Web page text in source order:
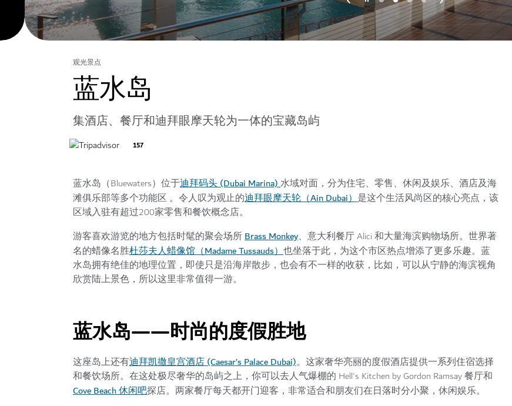
观光景点
蓝水岛
集酒店、餐厅和迪拜眼摩天轮为一体的宝藏岛屿
157
蓝水岛（Bluewaters）位于迪拜码头 (Dubai Marina)水域对面，分为住宅、零售、休闲及娱乐、酒店及海
滩俱乐部等多个功能区 。令人叹为观止的迪拜眼摩天轮（Ain Dubai）是这个生活风尚区的核心亮点，该
区域入驻有超过200家零售和餐饮概念店。
游客喜欢游览的地方包括时髦的聚会场所Brass Monkey、意大利餐厅 Alici 和大量海滨购物场所。世界著
名的蜡像名胜杜莎夫人蜡像馆（Madame Tussauds）也坐落于此，为这个市区热点增添了更多乐趣。蓝
水岛拥有绝佳的地理位置，即使只是沿海岸散步，也会有不一样的收获，比如，可以从宁静的海滨视角
欣赏陆上景色，所以这里非常值得一游。
蓝水岛——时尚的度假胜地
这座岛上还有迪拜凯撒皇宫酒店 (Caesar’s Palace Dubai)。这家奢华亮丽的度假酒店提供一系列住宿选择
和餐饮场所。在这处极尽奢华的岛屿之上，你可以去人气爆棚的 Hell's Kitchen by Gordon Ramsay 餐厅和
Cove Beach 休闲吧探店。两家餐厅每天都开门迎客，非常适合和朋友们在日落时分小聚，休闲娱乐。